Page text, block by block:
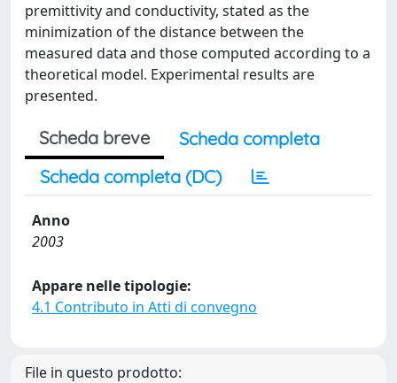
premittivity and conductivity, stated as the
minimization of the distance between the
measured data and those computed according to a
theoretical model. Experimental results are
presented.
Scheda breve
Scheda completa
Scheda completa (DC)
Anno
2003
Appare nelle tipologie:
4.1 Contributo in Atti di convegno
File in questo prodotto: